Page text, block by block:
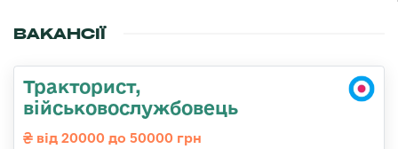
ВАКАНСІЇ
Тракторист,
військовослужбовець
від 20000 до 50000 грн